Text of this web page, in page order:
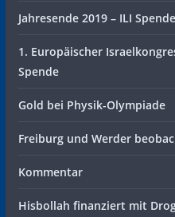
Jahresende 2019 – ILI
1. Europäischer
Spende
Gold bei Physik-Olympiade
Freiburg und Werder
Kommentar
Hisbollah finanziert mit